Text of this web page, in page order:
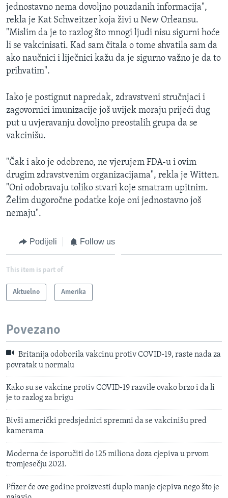
jednostavno nema dovoljno pouzdanih informacija",
rekla je Kat Schweitzer koja živi u New Orleansu.
"Mislim da je to razlog što mnogi ljudi nisu sigurni hoće
li se vakcinisati. Kad sam čitala o tome shvatila sam da
ako naučnici i liječnici kažu da je sigurno važno je da to
prihvatim".
Iako je postignut napredak, zdravstveni stručnjaci i
zagovornici imunizacije još uvijek moraju prijeći dug
put u uvjeravanju dovoljno preostalih grupa da se
vakcinišu.
"Čak i ako je odobreno, ne vjerujem FDA-u i ovim
drugim zdravstvenim organizacijama", rekla je Witten.
"Oni odobravaju toliko stvari koje smatram upitnim.
Želim dugoročne podatke koje oni jednostavno još
nemaju".
Podijeli Follow us
This item is part of
Aktuelno Amerika
Povezano
Britanija odoborila vakcinu protiv COVID-19, raste nada za
povratak u normalu
Kako su se vakcine protiv COVID-19 razvile ovako brzo i da li
je to razlog za brigu
Bivši američki predsjednici spremni da se vakcinišu pred
kamerama
Moderna će isporučiti do 125 miliona doza cjepiva u prvom
tromjesečju 2021.
Pfizer će ove godine proizvesti duplo manje cjepiva nego što je